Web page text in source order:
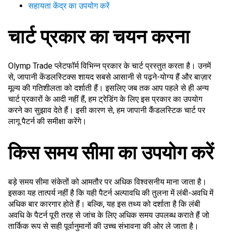
सहायता केंद्र का उपयोग करें
चार्ट प्रकार का चयन करना
Olymp Trade प्लेटफॉर्म विभिन्न प्रकार के चार्ट प्रस्तुत करता है। उनमें
से, जापानी केंडलस्टिक्स शायद सबसे आसानी से पढ़ने-योग्य हैं और बाज़ार
मूल्य की गतिशीलता को दर्शाती हैं। इसलिए जब तक आप पहले से ही अन्य
चार्ट प्रकारों के आदी नहीं हैं, हम ट्रेडिंग के लिए इस प्रकार का उपयोग
करने का सुझाव देते हैं। इसी कारण से, हम जापानी कैंडलस्टिक चार्ट पर
लागू पैटर्न की समीक्षा करेंगे।
किस समय सीमा का उपयोग करें
बड़ेसमय सीमासंकेतों को आमतौर पर अधिक विश्वसनीय माना जाता है।
इसका यह तात्पर्य नहीं है कि यही पैटर्न अल्पावधि की तुलना में लंबी-अवधि में
अधिक बार कारगार होते हैं। बल्कि, यह इस तथ्य को दर्शाता है कि लंबी
अवधि के पैटर्न पूरी तरह से जांच के लिए अधिक समय उपलब्ध कराते हैं जो
तार्किक रूप से सही पूर्वानुमानों की उच्च संभावना की ओर ले जाता है।